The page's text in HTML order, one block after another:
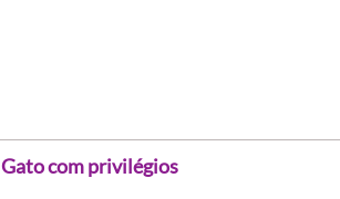
Gato com privilégios